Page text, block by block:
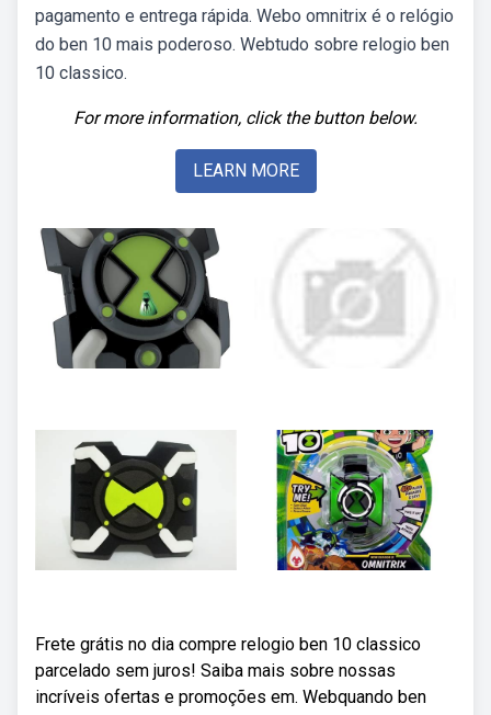
pagamento e entrega rápida. Webo omnitrix é o relógio
do ben 10 mais poderoso. Webtudo sobre relogio ben
10 classico.
For more information, click the button below.
LEARN MORE
Frete grátis no dia compre relogio ben 10 classico
parcelado sem juros! Saiba mais sobre nossas
incríveis ofertas e promoções em. Webquando ben